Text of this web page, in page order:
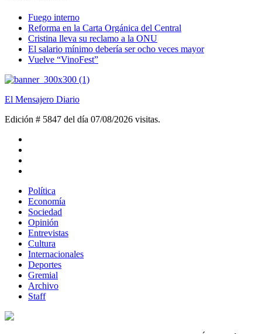
Fuego interno
Reforma en la Carta Orgánica del Central
Cristina lleva su reclamo a la ONU
El salario mínimo debería ser ocho veces mayor
Vuelve “VinoFest”
El Mensajero Diario
Edición # 5847 del día 07/08/2026 visitas.
Política
Economía
Sociedad
Opinión
Entrevistas
Cultura
Internacionales
Deportes
Gremial
Archivo
Staff